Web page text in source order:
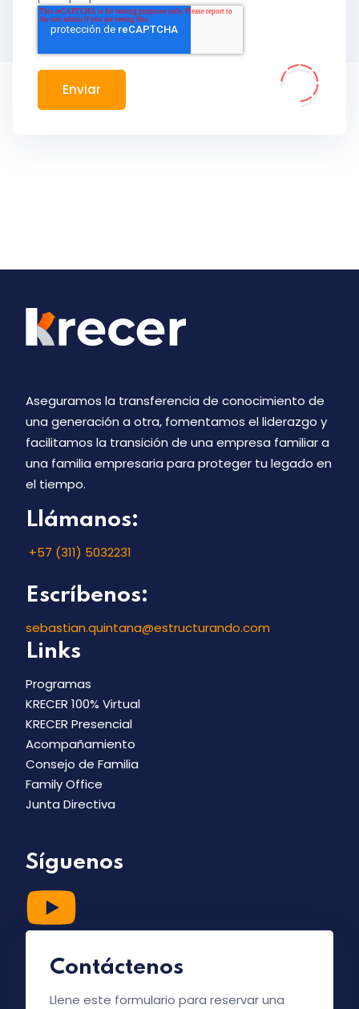
Aseguramos la transferencia de conocimiento de
una generación a otra, fomentamos el liderazgo y
facilitamos la transición de una empresa familiar a
una familia empresaria para proteger tu legado en
el tiempo.
Llámanos:
+57 (311) 5032231
Escríbenos:
sebastian.quintana@estructurando.com
Links
Programas
KRECER 100% Virtual
KRECER Presencial
Acompañamiento
Consejo de Familia
Family Office
Junta Directiva
Síguenos
Contáctenos
Llene este formulario para reservar una